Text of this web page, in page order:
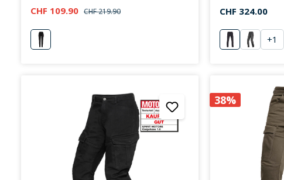
CHF 109.90 CHF 219.90
schwarz
CHF 324.00
schwarzanthrazit
+1
38%